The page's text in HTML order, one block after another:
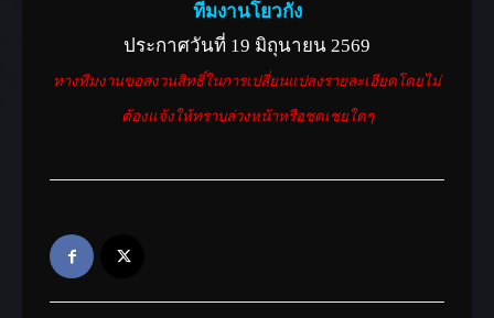
ทีมงานโยวกัง
ประกาศวันที่ 19 มิถุนายน 2569
ทางทีมงานขอสงวนสิทธิ์ในการเปลี่ยนแปลงรายละเอียดโดยไม่
ต้องแจ้งให้ทราบล่วงหน้าหรือชดเชยใดๆ